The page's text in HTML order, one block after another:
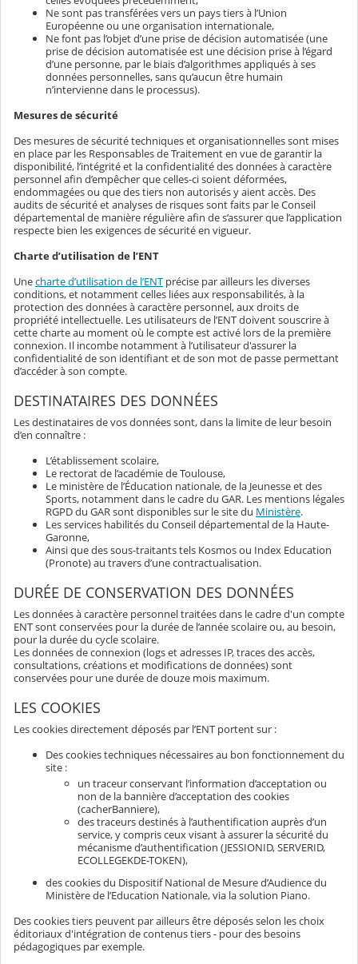
Ne sont pas transférées vers un pays tiers à l’Union
Européenne ou une organisation internationale,
Ne font pas l’objet d’une prise de décision automatisée (une
prise de décision automatisée est une décision prise à l’égard
d’une personne, par le biais d’algorithmes appliqués à ses
données personnelles, sans qu’aucun être humain
n’intervienne dans le processus).
Mesures de sécurité
Des mesures de sécurité techniques et organisationnelles sont mises
en place par les Responsables de Traitement en vue de garantir la
disponibilité, l’intégrité et la confidentialité des données à caractère
personnel afin d’empêcher que celles-ci soient déformées,
endommagées ou que des tiers non autorisés y aient accès. Des
audits de sécurité et analyses de risques sont faits par le Conseil
départemental de manière régulière afin de s’assurer que l’application
respecte bien les exigences de sécurité en vigueur.
Charte d’utilisation de l’ENT
Unecharte d’utilisation de l’ENT précise par ailleurs les diverses
conditions, et notamment celles liées aux responsabilités, à la
protection des données à caractère personnel, aux droits de
propriété intellectuelle. Les utilisateurs de l’ENT doivent souscrire à
cette charte au moment où le compte est activé lors de la première
connexion. Il incombe notamment à l’utilisateur d'assurer la
confidentialité de son identifiant et de son mot de passe permettant
d’accéder à son compte.
DESTINATAIRES DES DONNÉES
Les destinataires de vos données sont, dans la limite de leur besoin
d’en connaître :
L’établissement scolaire,
Le rectorat de l’académie de Toulouse,
Le ministère de l’Éducation nationale, de la Jeunesse et des
Sports, notamment dans le cadre du GAR. Les mentions légales
RGPD du GAR sont disponibles sur le site du Ministère.
Les services habilités du Conseil départemental de la Haute-
Garonne,
Ainsi que des sous-traitants tels Kosmos ou Index Education
(Pronote) au travers d’une contractualisation.
DURÉE DE CONSERVATION DES DONNÉES
Les données à caractère personnel traitées dans le cadre d'un compte
ENT sont conservées pour la durée de l’année scolaire ou, au besoin,
pour la durée du cycle scolaire.
Les données de connexion (logs et adresses IP, traces des accès,
consultations, créations et modifications de données) sont
conservées pour une durée de douze mois maximum.
LES COOKIES
Les cookies directement déposés par l’ENT portent sur :
Des cookies techniques nécessaires au bon fonctionnement du
site :
un traceur conservant l’information d’acceptation ou
non de la bannière d’acceptation des cookies
(cacherBanniere),
des traceurs destinés à l’authentification auprès d’un
service, y compris ceux visant à assurer la sécurité du
mécanisme d’authentification (JESSIONID, SERVERID,
ECOLLEGEKDE-TOKEN),
des cookies du Dispositif National de Mesure d’Audience du
Ministère de l’Education Nationale, via la solution Piano.
Des cookies tiers peuvent par ailleurs être déposés selon les choix
éditoriaux d'intégration de contenus tiers - pour des besoins
pédagogiques par exemple.